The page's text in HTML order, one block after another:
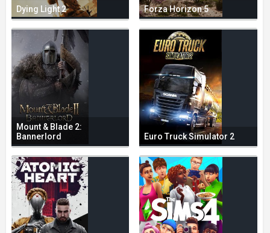
Dying Light 2 Forza Horizon 5
Mount & Blade 2:
Bannerlord
Euro Truck Simulator 2